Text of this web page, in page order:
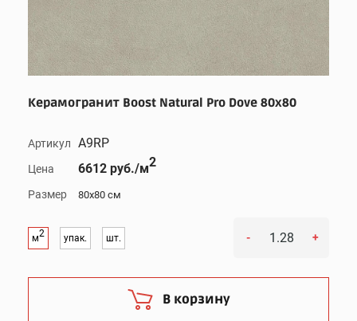
Керамогранит Boost Natural Pro Dove 80x80
Артикул A9RP
Цена 6612 руб./м2
Размер 80x80 см
м2 упак. шт. - +
В корзину